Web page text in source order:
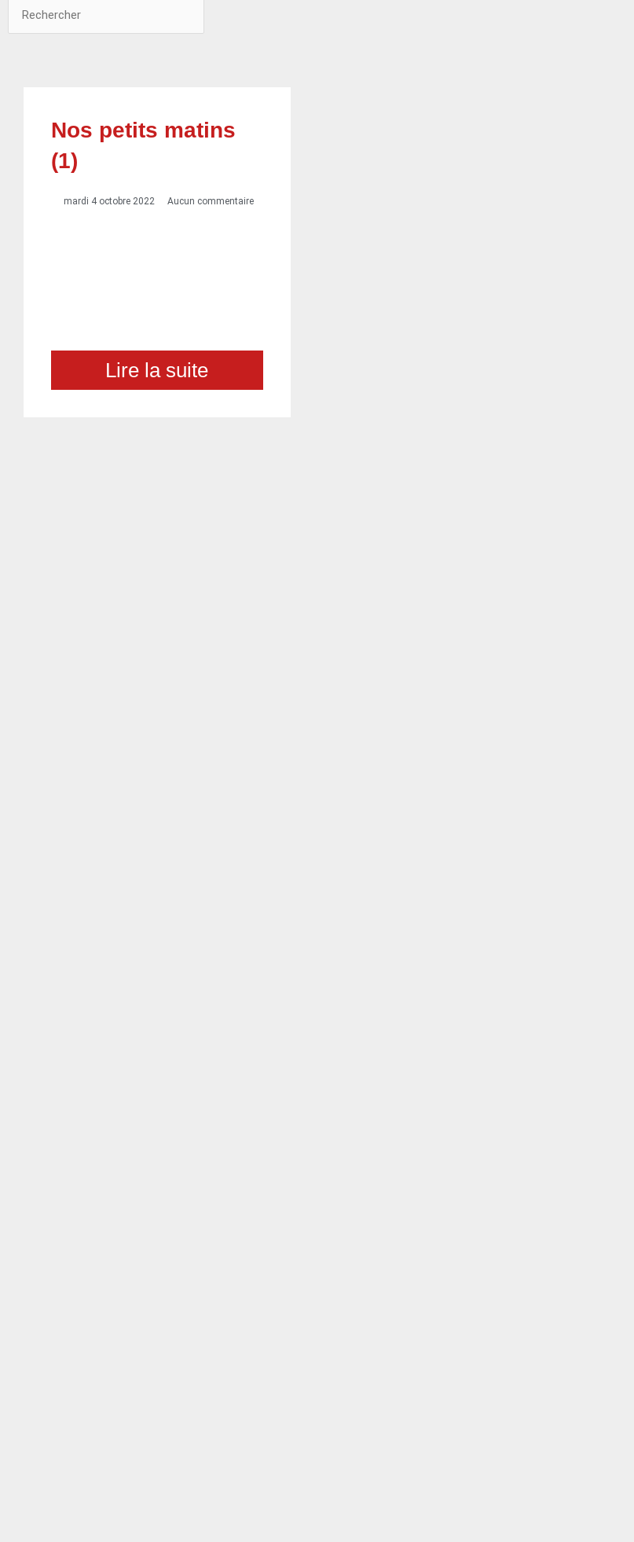
Nos petits matins
(1)
mardi 4 octobre 2022 Aucun commentaire
Lire la suite